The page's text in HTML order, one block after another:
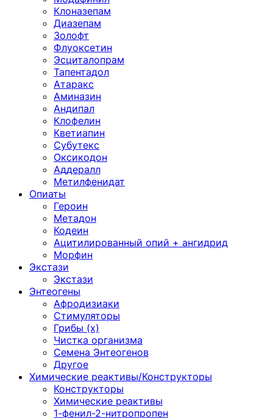
Клоназепам
Диазепам
Золофт
Флуоксетин
Эсциталопрам
Тапентадол
Атаракс
Аминазин
Андипал
Клофелин
Кветиапин
Субутекс
Оксикодон
Аддералл
Метилфенидат
Опиаты
Героин
Метадон
Кодеин
Ацитилированный опий + ангидрид
Морфин
Экстази
Экстази
Энтеогены
Афродизиаки
Стимуляторы
Грибы (х)
Чистка организма
Семена Энтеогенов
Другое
Химические реактивы/Конструкторы
Конструкторы
Химические реактивы
1-фенил-2-нитропропен